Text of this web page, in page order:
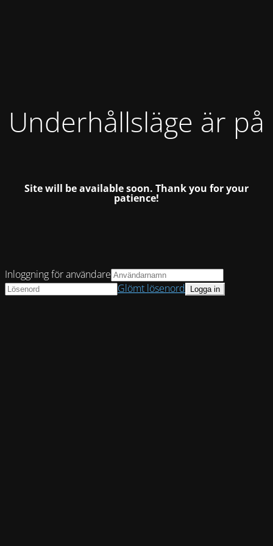
Underhållsläge är på
Site will be available soon. Thank you for your
patience!
Inloggning för användare
Glömt lösenord